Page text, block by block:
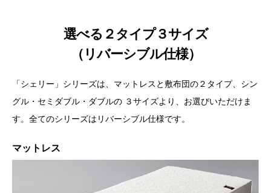
選べる２タイプ３サイズ
（リバーシブル仕様）
「シェリー」シリーズは、マットレスと敷布団の２タイプ、シン
グル・セミダブル・ダブルの ３サイズより、お選びいただけま
す。全てのシリーズはリバーシブル仕様です。
マットレス